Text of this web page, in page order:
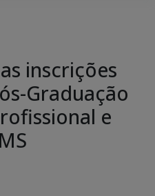
inscrições
Graduação
e